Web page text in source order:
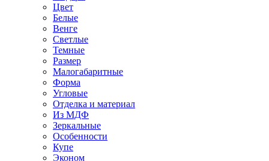
Цвет
Белые
Венге
Светлые
Темные
Размер
Малогабаритные
Форма
Угловые
Отделка и материал
Из МДФ
Зеркальные
Особенности
Купе
Эконом